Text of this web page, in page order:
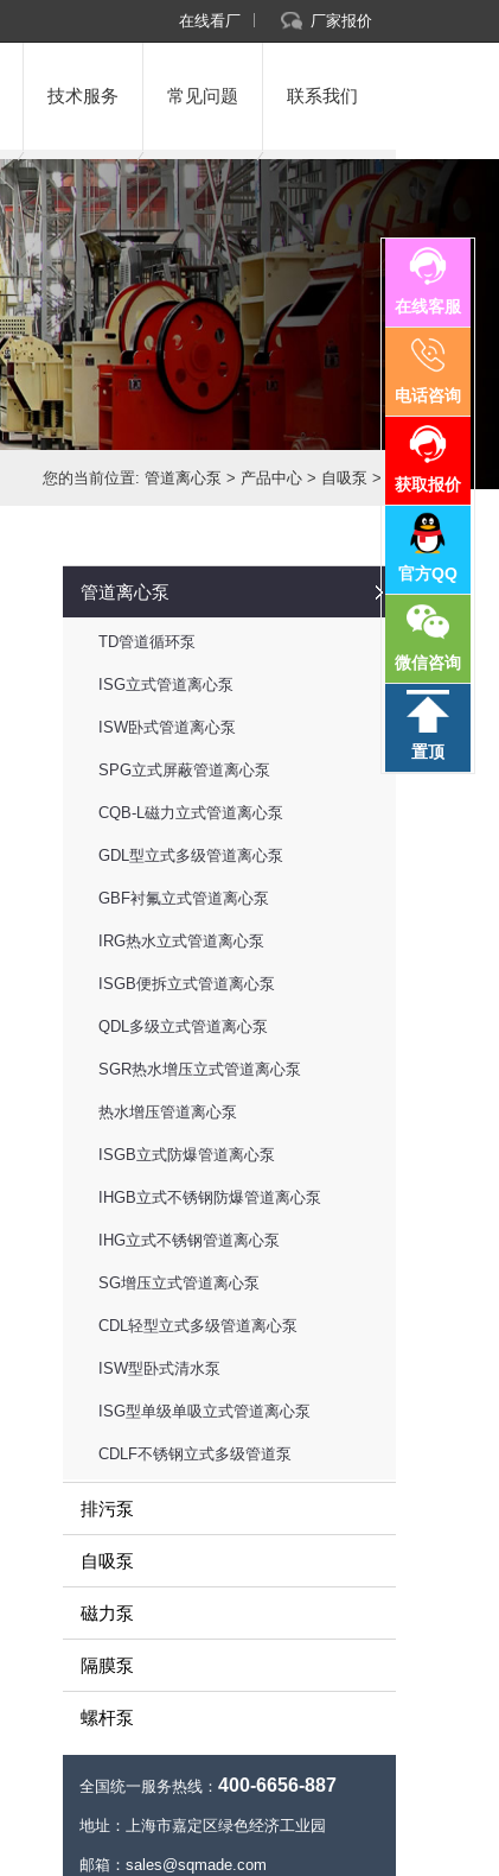
在线看厂 厂家报价
技术服务 常见问题 联系我们
在线客服
电话咨询
获取报价
官方QQ
微信咨询
置顶
您的当前位置:管道离心泵 > 产品中心 > 自吸泵 >
管道离心泵
TD管道循环泵
ISG立式管道离心泵
ISW卧式管道离心泵
SPG立式屏蔽管道离心泵
CQB-L磁力立式管道离心泵
GDL型立式多级管道离心泵
GBF衬氟立式管道离心泵
IRG热水立式管道离心泵
ISGB便拆立式管道离心泵
QDL多级立式管道离心泵
SGR热水增压立式管道离心泵
热水增压管道离心泵
ISGB立式防爆管道离心泵
IHGB立式不锈钢防爆管道离心泵
IHG立式不锈钢管道离心泵
SG增压立式管道离心泵
CDL轻型立式多级管道离心泵
ISW型卧式清水泵
ISG型单级单吸立式管道离心泵
CDLF不锈钢立式多级管道泵
排污泵
自吸泵
磁力泵
隔膜泵
螺杆泵
全国统一服务热线：400-6656-887
地址：上海市嘉定区绿色经济工业园
邮箱：sales@sqmade.com